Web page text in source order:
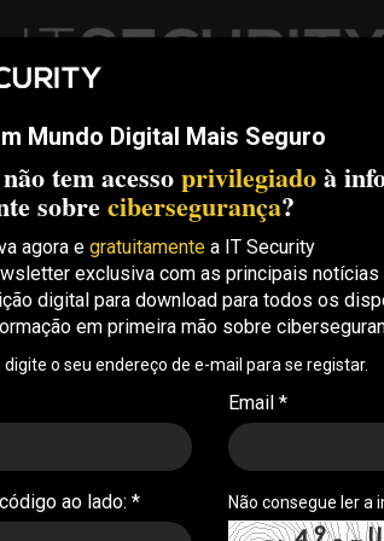
Threats Compliance Opinion
Conference Lisboa: 8 de Outubro
iOS
para corrigir falhas de segurança
Mundo Digital Mais Seguro
tem acessoprivilegiadoà
sobrecibersegurança?
agora e gratuitamente a IT Security
exclusiva com as principais notícias
digital para download para todos os
em primeira mão sobre
digite o seu endereço de e-mail para se registar.
Email *
ao lado: * Não consegue ler a